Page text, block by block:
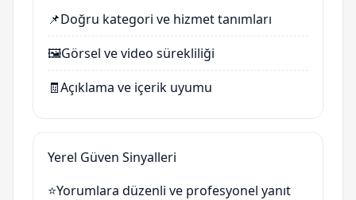
📌Doğru kategori ve hizmet tanımları
🖼️Görsel ve video sürekliliği
🧾Açıklama ve içerik uyumu
Yerel Güven Sinyalleri
⭐Yorumlara düzenli ve profesyonel yanıt